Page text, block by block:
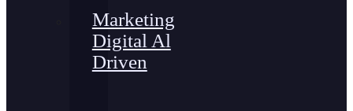
Marketing
Digital Al
Driven